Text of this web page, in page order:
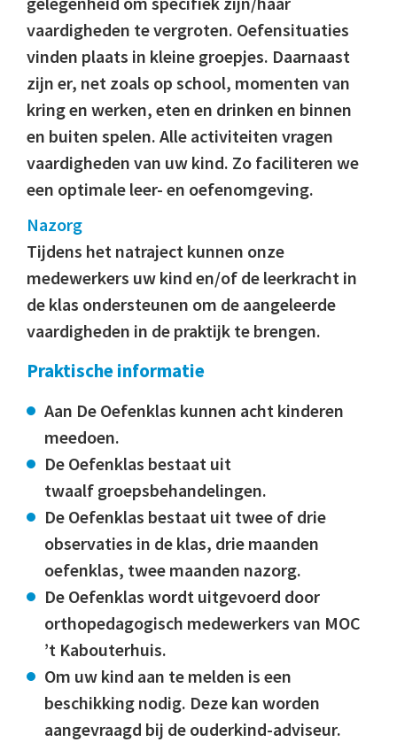
vaardigheden te vergroten. Oefensituaties
vinden plaats in kleine groepjes. Daarnaast
zijn er, net zoals op school, momenten van
kring en werken, eten en drinken en binnen
en buiten spelen. Alle activiteiten vragen
vaardigheden van uw kind. Zo faciliteren we
een optimale leer- en oefenomgeving.
Nazorg
Tijdens het natraject kunnen onze
medewerkers uw kind en/of de leerkracht in
de klas ondersteunen om de aangeleerde
vaardigheden in de praktijk te brengen.
Praktische informatie
Aan De Oefenklas kunnen acht kinderen
meedoen.
De Oefenklas bestaat uit
twaalf groepsbehandelingen.
De Oefenklas bestaat uit twee of drie
observaties in de klas, drie maanden
oefenklas, twee maanden nazorg.
De Oefenklas wordt uitgevoerd door
orthopedagogisch medewerkers van MOC
’t Kabouterhuis.
Om uw kind aan te melden is een
beschikking nodig. Deze kan worden
aangevraagd bij de ouderkind-adviseur.